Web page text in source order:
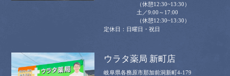
（休憩12:30~13:30）
土／9:00～17:00
（休憩12:30~13:30）
日曜日・祝日
ウラタ薬局 新町店
岐阜県各務原市那加前洞新町4-179